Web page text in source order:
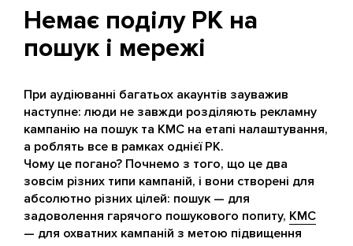
Немає поділу РК на
пошук і мережі
При аудіюванні багатьох акаунтів зауважив
наступне: люди не завжди розділяють рекламну
кампанію на пошук та КМС на етапі налаштування,
а роблять все в рамках однієї РК.
Чому це погано? Почнемо з того, що це два
зовсім різних типи кампаній, і вони створені для
абсолютно різних цілей: пошук — для
задоволення гарячого пошукового попиту, КМС
— для охватних кампаній з метою підвищення